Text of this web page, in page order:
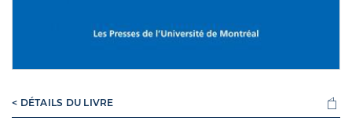
< DÉTAILS DU LIVRE